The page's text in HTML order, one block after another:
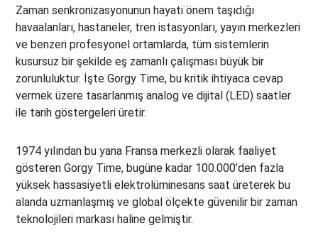
Zaman senkronizasyonunun hayati önem taşıdığı
havaalanları, hastaneler, tren istasyonları, yayın merkezleri
ve benzeri profesyonel ortamlarda, tüm sistemlerin
kusursuz bir şekilde eş zamanlı çalışması büyük bir
zorunluluktur. İşte Gorgy Time, bu kritik ihtiyaca cevap
vermek üzere tasarlanmış analog ve dijital (LED) saatler
ile tarih göstergeleri üretir.
1974 yılından bu yana Fransa merkezli olarak faaliyet
gösteren Gorgy Time, bugüne kadar 100.000’den fazla
yüksek hassasiyetli elektrolüminesans saat üreterek bu
alanda uzmanlaşmış ve global ölçekte güvenilir bir zaman
teknolojileri markası haline gelmiştir.